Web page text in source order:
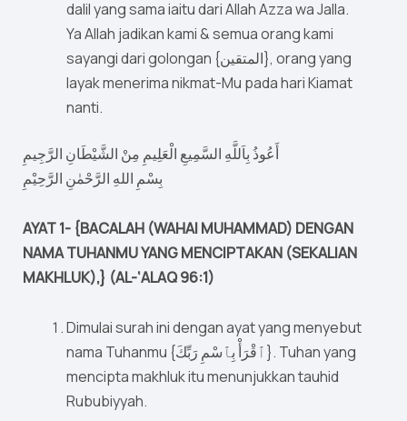
dalil yang sama iaitu dari Allah Azza wa Jalla.
Ya Allah jadikan kami & semua orang kami
sayangi dari golongan {المتقين}, orang yang
layak menerima nikmat-Mu pada hari Kiamat
nanti.
أَعُوذُ بِاَللَّهِ السَّمِيعِ الْعَلِيمِ مِنْ الشَّيْطَانِ الرَّجِيمِ
بِسْمِ اللهِ الرَّحْمٰنِ الرَّحِيْمِ
AYAT 1- {BACALAH (WAHAI MUHAMMAD) DENGAN
NAMA TUHANMU YANG MENCIPTAKAN (SEKALIAN
MAKHLUK),} (AL-‘ALAQ 96:1)
Dimulai surah ini dengan ayat yang menyebut
nama Tuhanmu {ٱقْرَأْ بِٱسْمِ رَبِّكَ}. Tuhan yang
mencipta makhluk itu menunjukkan tauhid
Rububiyyah.